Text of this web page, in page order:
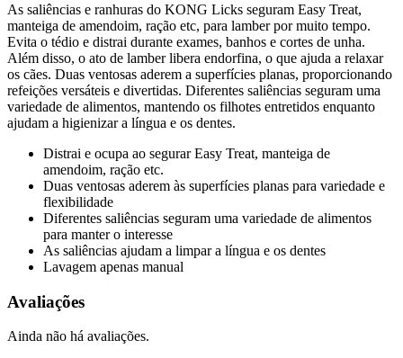
As saliências e ranhuras do KONG Licks seguram Easy Treat,
manteiga de amendoim, ração etc, para lamber por muito tempo.
Evita o tédio e distrai durante exames, banhos e cortes de unha.
Além disso, o ato de lamber libera endorfina, o que ajuda a relaxar
os cães. Duas ventosas aderem a superfícies planas, proporcionando
refeições versáteis e divertidas. Diferentes saliências seguram uma
variedade de alimentos, mantendo os filhotes entretidos enquanto
ajudam a higienizar a língua e os dentes.
Distrai e ocupa ao segurar Easy Treat, manteiga de
amendoim, ração etc.
Duas ventosas aderem às superfícies planas para variedade e
flexibilidade
Diferentes saliências seguram uma variedade de alimentos
para manter o interesse
As saliências ajudam a limpar a língua e os dentes
Lavagem apenas manual
Avaliações
Ainda não há avaliações.